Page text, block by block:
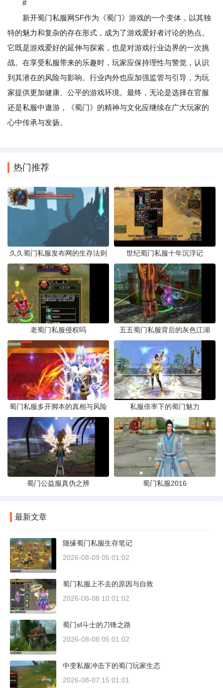
#
新开蜀门私服网SF作为《蜀门》游戏的一个变体，以其独
特的魅力和复杂的存在形式，成为了游戏爱好者讨论的热点。
它既是游戏爱好的延伸与探索，也是对游戏行业边界的一次挑
战。在享受私服带来的乐趣时，玩家应保持理性与警觉，认识
到其潜在的风险与影响。行业内外也应加强监管与引导，为玩
家提供更加健康、公平的游戏环境。最终，无论是选择在官服
还是私服中遨游，《蜀门》的精神与文化应继续在广大玩家的
心中传承与发扬。
热门推荐
久久蜀门私服发布网的生存法则 世纪蜀门私服十年沉浮记
老蜀门私服侵权吗 五五蜀门私服背后的灰色江湖
蜀门私服多开脚本的真相与风险 私服倍率下的蜀门魅力
蜀门公益服真伪之辨 蜀门私服2016
最新文章
随缘蜀门私服生存笔记
2026-08-09 05:01:02
蜀门私服上不去的原因与自救
2026-08-08 10:01:02
蜀门sf斗士的刀锋之路
2026-08-08 05:01:02
中变私服冲击下的蜀门玩家生态
2026-08-07 15:01:01